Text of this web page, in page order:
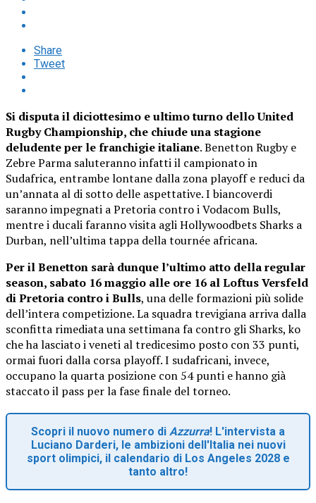
Share
Tweet
Si disputa il diciottesimo e ultimo turno dello United
Rugby Championship, che chiude una stagione
deludente per le franchigie italiane. Benetton Rugby e
Zebre Parma saluteranno infatti il campionato in
Sudafrica, entrambe lontane dalla zona playoff e reduci da
un’annata al di sotto delle aspettative. I biancoverdi
saranno impegnati a Pretoria contro i Vodacom Bulls,
mentre i ducali faranno visita agli Hollywoodbets Sharks a
Durban, nell’ultima tappa della tournée africana.
Per il Benetton sarà dunque l’ultimo atto della regular
season, sabato 16 maggio alle ore 16 al Loftus Versfeld
di Pretoria contro i Bulls, una delle formazioni più solide
dell’intera competizione. La squadra trevigiana arriva dalla
sconfitta rimediata una settimana fa contro gli Sharks, ko
che ha lasciato i veneti al tredicesimo posto con 33 punti,
ormai fuori dalla corsa playoff. I sudafricani, invece,
occupano la quarta posizione con 54 punti e hanno già
staccato il pass per la fase finale del torneo.
Scopri il nuovo numero di Azzurra! L'intervista a
Luciano Darderi, le ambizioni dell'Italia nei nuovi
sport olimpici, il calendario di Los Angeles 2028 e
tanto altro!